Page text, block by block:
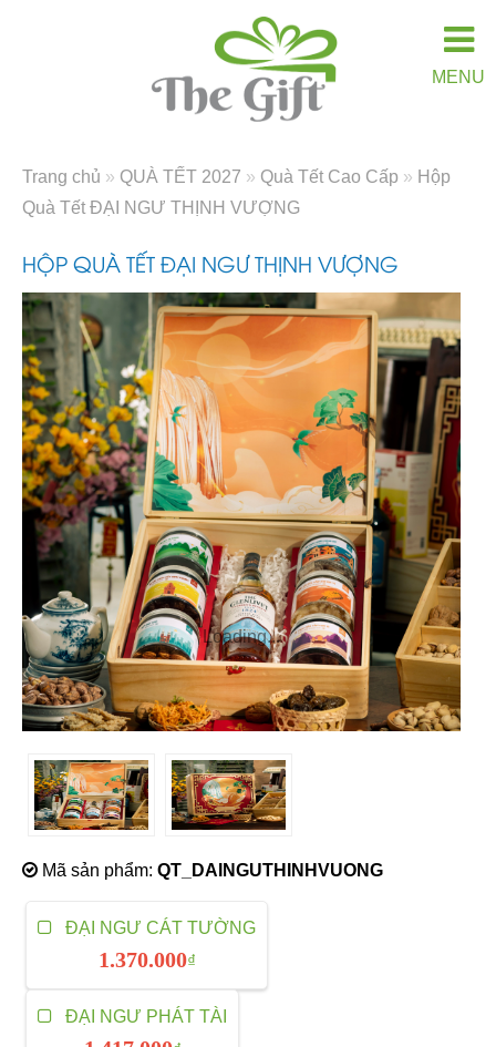
MENU
Trang chủ » QUÀ TẾT 2027 » Quà Tết Cao Cấp » Hộp
Quà Tết ĐẠI NGƯ THỊNH VƯỢNG
HỘP QUÀ TẾT ĐẠI NGƯ THỊNH VƯỢNG
Loading...
Mã sản phẩm: QT_DAINGUTHINHVUONG
ĐẠI NGƯ CÁT TƯỜNG
1.370.000₫
ĐẠI NGƯ PHÁT TÀI